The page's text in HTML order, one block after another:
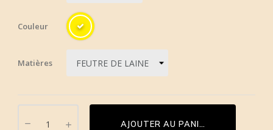
Couleur
Matières
AJOUTER AU PANIER